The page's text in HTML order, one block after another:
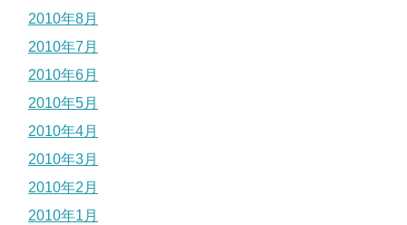
2010年8月
2010年7月
2010年6月
2010年5月
2010年4月
2010年3月
2010年2月
2010年1月